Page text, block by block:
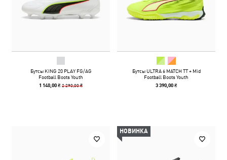
Бутсы KING 20 PLAY FG/AG
Football Boots Youth
1 140,00 ₴2 290,00 ₴
Бутсы ULTRA 6 MATCH TT + Mid
Football Boots Youth
3 390,00 ₴
НОВИНКА